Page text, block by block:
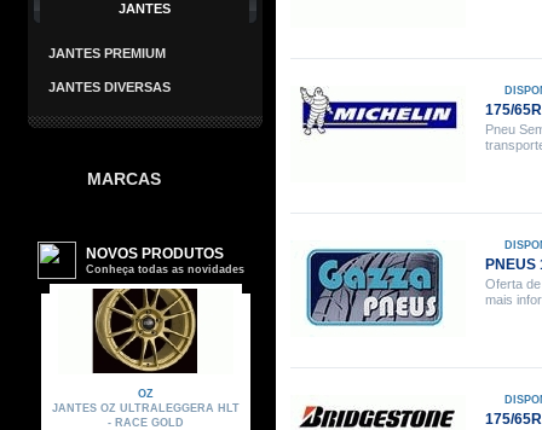
JANTES
JANTES PREMIUM
JANTES DIVERSAS
MARCAS
175/
Pneu
PNEUS
Oferta
mais
175/